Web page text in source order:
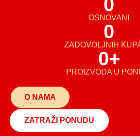
OSNOVANI
ZADOVOLJNIH
0
PROIZVODA U
0+
O NAMA
ZATRAŽI PONUDU